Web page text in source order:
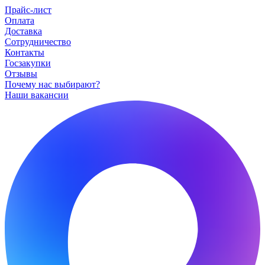
Прайс-лист
Оплата
Доставка
Сотрудничество
Контакты
Госзакупки
Отзывы
Почему нас выбирают?
Наши вакансии